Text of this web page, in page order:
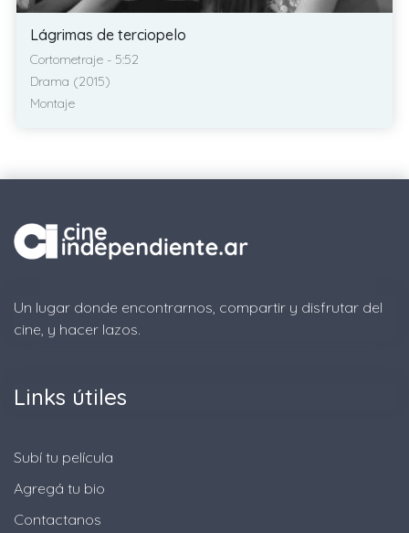
Lágrimas de terciopelo
Cortometraje - 5:52
Drama (2015)
Montaje
Un lugar donde encontrarnos, compartir y disfrutar del
cine, y hacer lazos.
Links útiles
Subí tu película
Agregá tu bio
Contactanos